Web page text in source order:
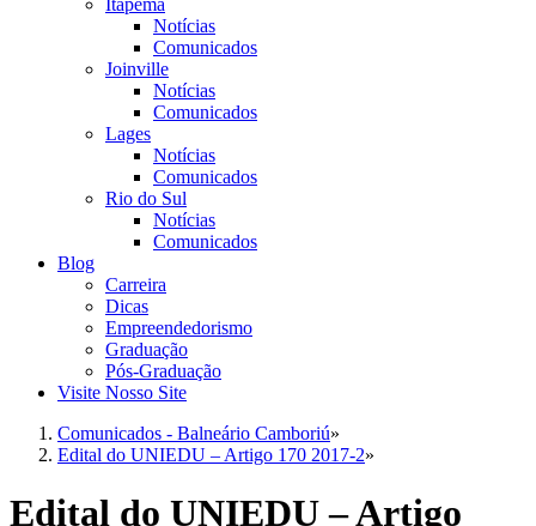
Itapema
Notícias
Comunicados
Joinville
Notícias
Comunicados
Lages
Notícias
Comunicados
Rio do Sul
Notícias
Comunicados
Blog
Carreira
Dicas
Empreendedorismo
Graduação
Pós-Graduação
Visite Nosso Site
Comunicados - Balneário Camboriú»
Edital do UNIEDU – Artigo 170 2017-2»
Edital do UNIEDU – Artigo